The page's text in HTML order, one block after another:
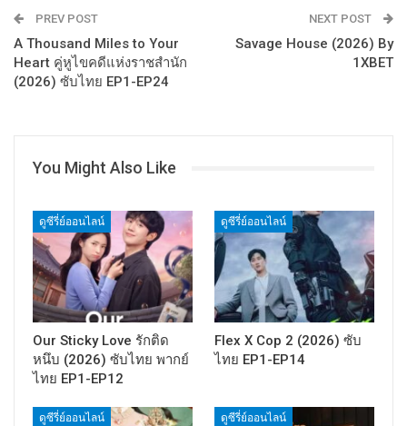
PREV POST
A Thousand Miles to Your
Heart คู่หูไขคดีแห่งราชสำนัก
(2026) ซับไทย EP1-EP24
NEXT POST
Savage House (2026) By
1XBET
You Might Also Like
ดูซีรี่ย์ออนไลน์
Our Sticky Love รักติด
หนึบ (2026) ซับไทย พากย์
ไทย EP1-EP12
ดูซีรี่ย์ออนไลน์
Flex X Cop 2 (2026) ซับ
ไทย EP1-EP14
ดูซีรี่ย์ออนไลน์ ดูซีรี่ย์ออนไลน์